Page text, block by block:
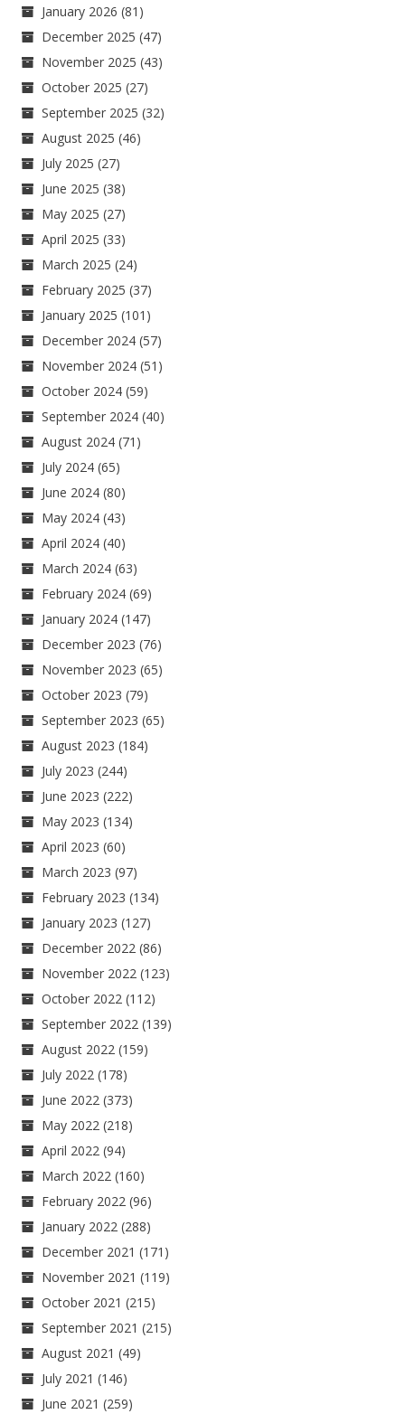
January 2026 (81)
December 2025 (47)
November 2025 (43)
October 2025 (27)
September 2025 (32)
August 2025 (46)
July 2025 (27)
June 2025 (38)
May 2025 (27)
April 2025 (33)
March 2025 (24)
February 2025 (37)
January 2025 (101)
December 2024 (57)
November 2024 (51)
October 2024 (59)
September 2024 (40)
August 2024 (71)
July 2024 (65)
June 2024 (80)
May 2024 (43)
April 2024 (40)
March 2024 (63)
February 2024 (69)
January 2024 (147)
December 2023 (76)
November 2023 (65)
October 2023 (79)
September 2023 (65)
August 2023 (184)
July 2023 (244)
June 2023 (222)
May 2023 (134)
April 2023 (60)
March 2023 (97)
February 2023 (134)
January 2023 (127)
December 2022 (86)
November 2022 (123)
October 2022 (112)
September 2022 (139)
August 2022 (159)
July 2022 (178)
June 2022 (373)
May 2022 (218)
April 2022 (94)
March 2022 (160)
February 2022 (96)
January 2022 (288)
December 2021 (171)
November 2021 (119)
October 2021 (215)
September 2021 (215)
August 2021 (49)
July 2021 (146)
June 2021 (259)